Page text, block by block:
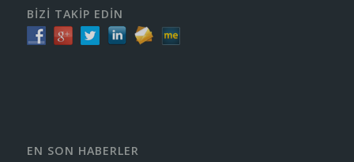
BİZİ TAKİP EDİN
EN SON HABERLER